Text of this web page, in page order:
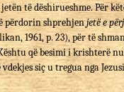
të dëshirueshme. Për
përdorin shprehjenjetë e
1961, p. 23), për të
që besimi i krishterë
siç u tregua nga